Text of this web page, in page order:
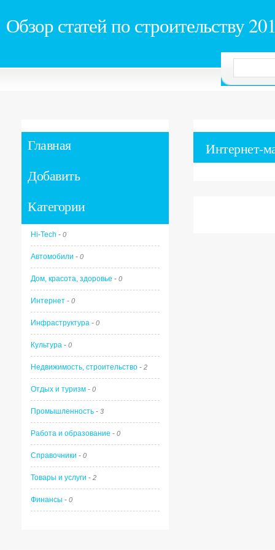
Обзор статей по строительству
Интернет-
Главная
Добавить
Категории
Hi-Tech - 0
Автомобили - 0
Дом, красота, здоровье - 0
Интернет - 0
Инфраструктура - 0
Культура - 0
Недвижимость, строительство - 2
Отдых и туризм - 0
Промышленность - 3
Работа и образование - 0
Справочники - 0
Товары и услуги - 2
Финансы - 0